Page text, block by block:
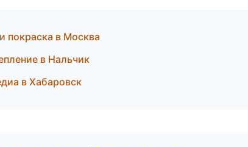
покраска в Москва
в Нальчик
в Хабаровск